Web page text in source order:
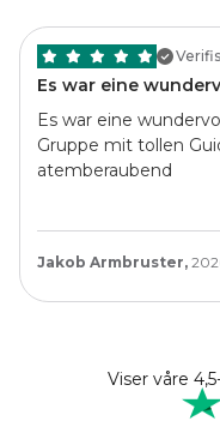
Es war eine
Es war eine
Gruppe mit tollen
atemberaubend
Jakob Armbruster,
Viser våre